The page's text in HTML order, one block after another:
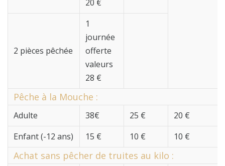
20 €
2 pièces pêchée
1
journée
offerte
valeurs
28 €
Pêche à la Mouche :
Adulte 38€ 25 €
20 €
Enfant (-12 ans)
15 € 10 € 10 €
Achat sans pêcher de truites au kilo :